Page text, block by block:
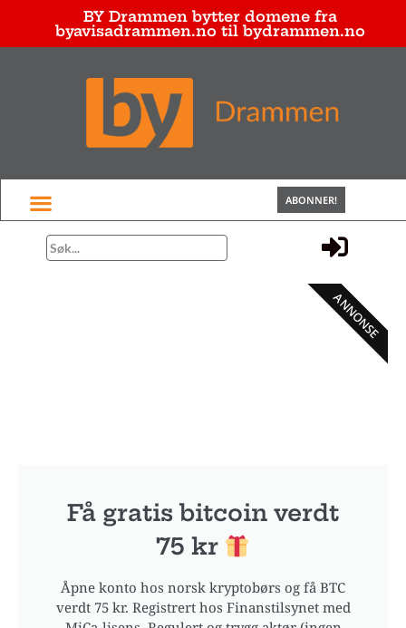
BY Drammen bytter domene fra
byavisadrammen.no til bydrammen.no
ABONNER!
Få gratis bitcoin verdt
75 kr
Åpne konto hos norsk kryptobørs og få BTC
verdt 75 kr. Registrert hos Finanstilsynet med
ANNONSE